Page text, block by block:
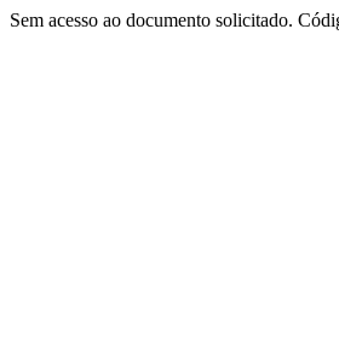
Sem acesso ao documento solicitado.